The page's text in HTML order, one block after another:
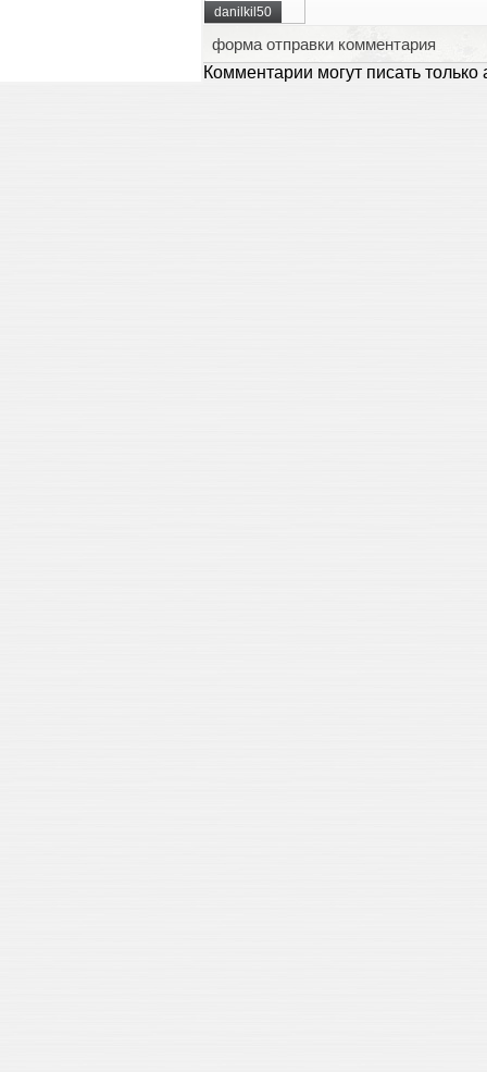
danilkil50
форма отправки комментария
Комментарии могут писать